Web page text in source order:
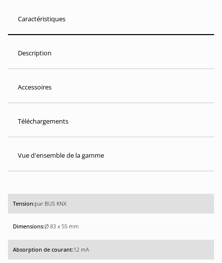
Caractéristiques
Description
Accessoires
Téléchargements
Vue d'ensemble de la gamme
par BUS KNX
Ø 83 x 55 mm
12 mA